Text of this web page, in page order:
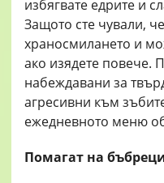
избягвате едрите и
Защото сте чували,
храносмилането и
ако изядете повече.
набеждавани за
агресивни към
ежедневното меню
Помагат на